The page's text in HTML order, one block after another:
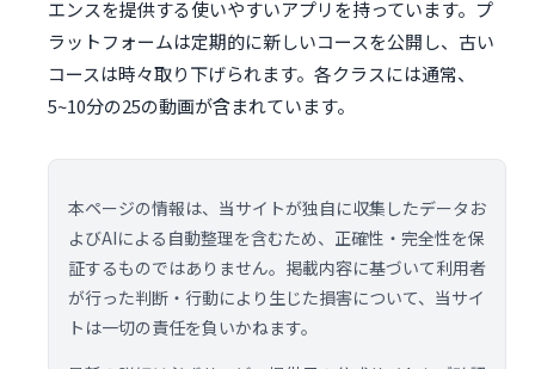
エンスを提供する使いやすいアプリを持っています。プ
ラットフォームは定期的に新しいコースを公開し、古い
コースは時々取り下げられます。各クラスには通常、
5~10分の25の動画が含まれています。
本ページの情報は、当サイトが独自に収集したデータお
よびAIによる自動整理を含むため、正確性・完全性を保
証するものではありません。掲載内容に基づいて利用者
が行った判断・行動により生じた損害について、当サイ
トは一切の責任を負いかねます。